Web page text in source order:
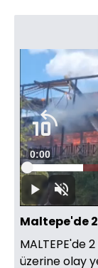
OynatSesi
Aç
Süre
0:00
Yüklendi:
21.24%
Maltepe'de
MALTEPE'de
üzerine olay